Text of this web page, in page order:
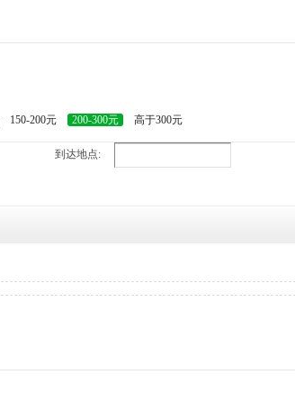
150-200元 200-300元 高于300元
到达地点: